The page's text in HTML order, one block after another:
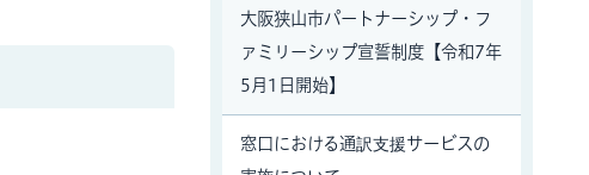
大阪狭山市パートナーシップ・フ
ァミリーシップ宣誓制度【令和7年
5月1日開始】
窓口における通訳支援サービスの